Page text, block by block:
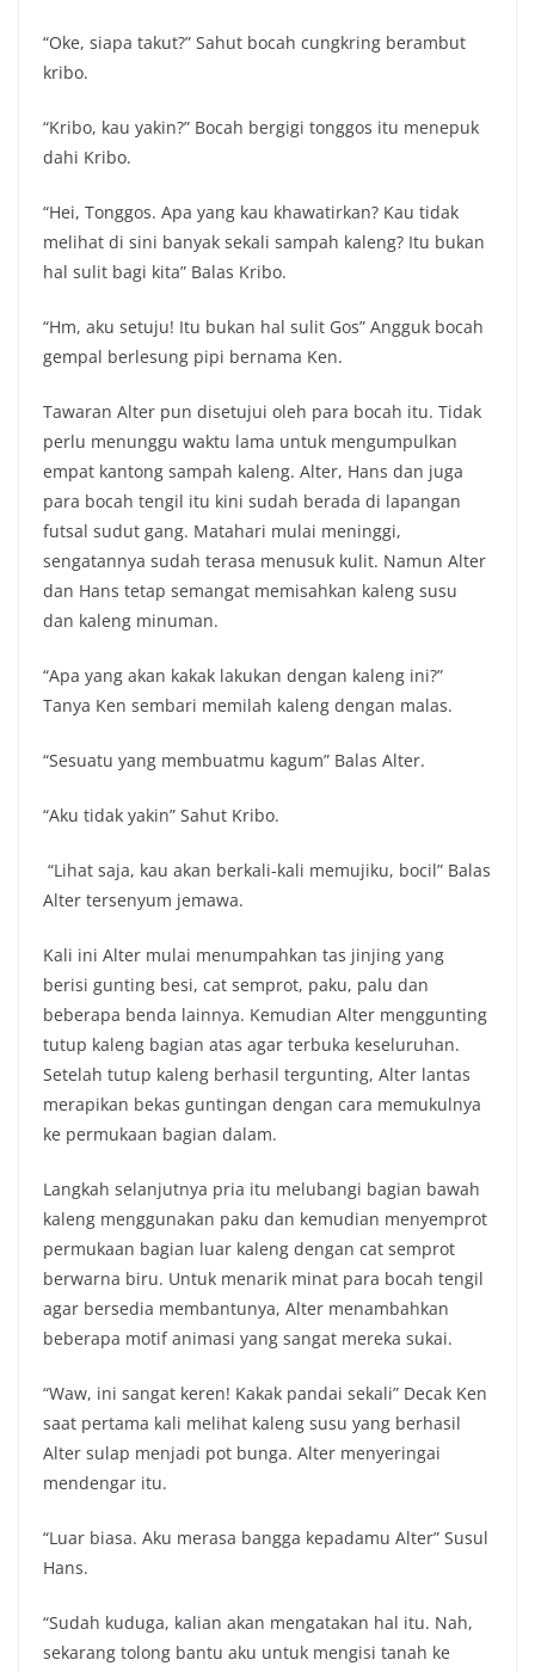
“Oke, siapa takut?” Sahut bocah cungkring berambut
kribo.
“Kribo, kau yakin?” Bocah bergigi tonggos itu menepuk
dahi Kribo.
“Hei, Tonggos. Apa yang kau khawatirkan? Kau tidak
melihat di sini banyak sekali sampah kaleng? Itu bukan
hal sulit bagi kita” Balas Kribo.
“Hm, aku setuju! Itu bukan hal sulit Gos” Angguk bocah
gempal berlesung pipi bernama Ken.
Tawaran Alter pun disetujui oleh para bocah itu. Tidak
perlu menunggu waktu lama untuk mengumpulkan
empat kantong sampah kaleng. Alter, Hans dan juga
para bocah tengil itu kini sudah berada di lapangan
futsal sudut gang. Matahari mulai meninggi,
sengatannya sudah terasa menusuk kulit. Namun Alter
dan Hans tetap semangat memisahkan kaleng susu
dan kaleng minuman.
“Apa yang akan kakak lakukan dengan kaleng ini?”
Tanya Ken sembari memilah kaleng dengan malas.
“Sesuatu yang membuatmu kagum” Balas Alter.
“Aku tidak yakin” Sahut Kribo.
“Lihat saja, kau akan berkali-kali memujiku, bocil” Balas
Alter tersenyum jemawa.
Kali ini Alter mulai menumpahkan tas jinjing yang
berisi gunting besi, cat semprot, paku, palu dan
beberapa benda lainnya. Kemudian Alter menggunting
tutup kaleng bagian atas agar terbuka keseluruhan.
Setelah tutup kaleng berhasil tergunting, Alter lantas
merapikan bekas guntingan dengan cara memukulnya
ke permukaan bagian dalam.
Langkah selanjutnya pria itu melubangi bagian bawah
kaleng menggunakan paku dan kemudian menyemprot
permukaan bagian luar kaleng dengan cat semprot
berwarna biru. Untuk menarik minat para bocah tengil
agar bersedia membantunya, Alter menambahkan
beberapa motif animasi yang sangat mereka sukai.
“Waw, ini sangat keren! Kakak pandai sekali” Decak Ken
saat pertama kali melihat kaleng susu yang berhasil
Alter sulap menjadi pot bunga. Alter menyeringai
mendengar itu.
“Luar biasa. Aku merasa bangga kepadamu Alter” Susul
Hans.
“Sudah kuduga, kalian akan mengatakan hal itu. Nah,
sekarang tolong bantu aku untuk mengisi tanah ke